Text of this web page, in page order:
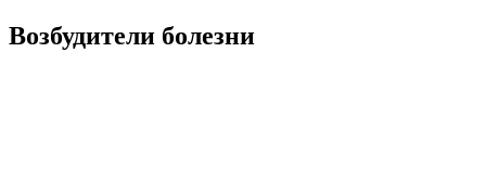
Возбудители болезни